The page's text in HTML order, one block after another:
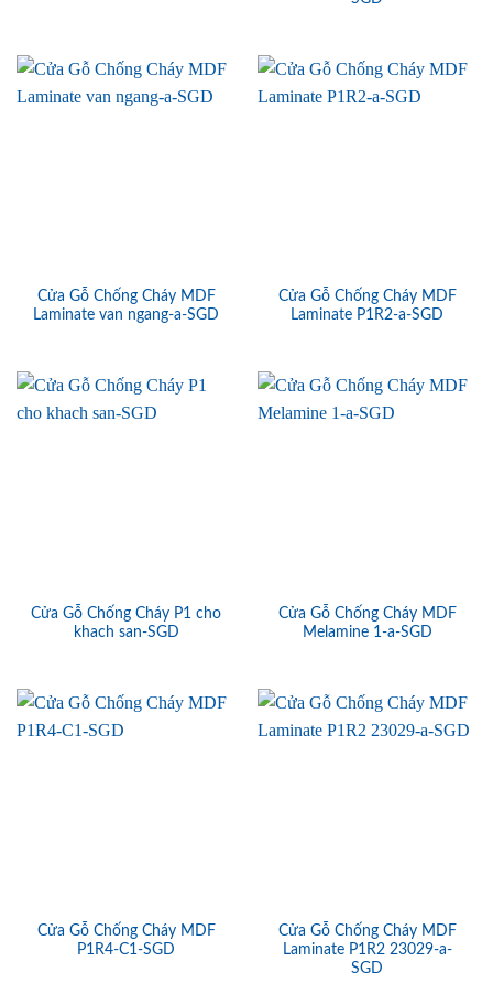
Cửa Gỗ Chống Cháy MDF
Laminate van ngang-a-SGD
Cửa Gỗ Chống Cháy MDF
Laminate P1R2-a-SGD
Cửa Gỗ Chống Cháy P1 cho
khach san-SGD
Cửa Gỗ Chống Cháy MDF
Melamine 1-a-SGD
Cửa Gỗ Chống Cháy MDF
P1R4-C1-SGD
Cửa Gỗ Chống Cháy MDF
Laminate P1R2 23029-a-
SGD